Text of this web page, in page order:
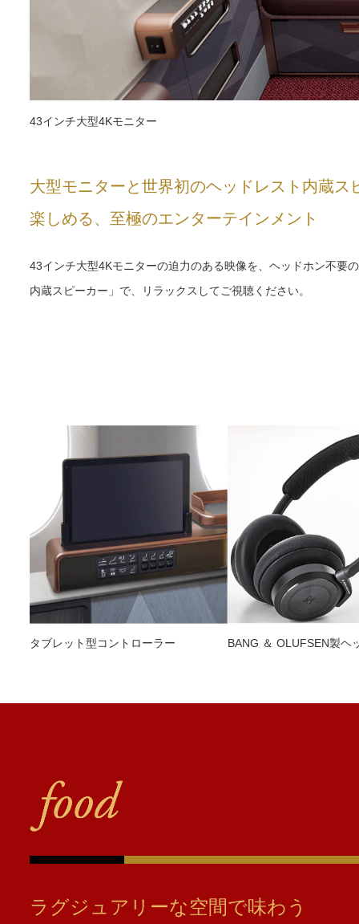
43インチ大型4Kモニター
大型モニターと世界初のヘッドレスト内蔵ス
楽しめる、至極のエンターテインメント
43インチ大型4Kモニターの迫力のある映像を、ヘッドホン不要
内蔵スピーカー」で、リラックスしてご視聴ください。
タブレット型コントローラー BANG ＆ OLUFSEN製ヘ
ラグジュアリーな空間で味わう